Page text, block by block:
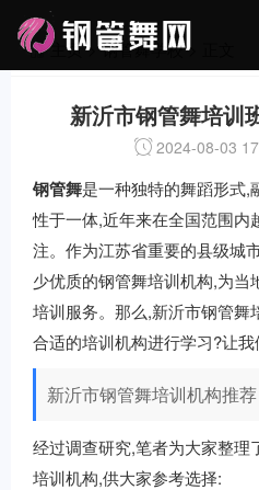
主页>钢管舞学校> 正文
新沂市钢管舞培训
2024-08-03
钢管舞是一种独特的舞蹈形式,
性于一体,近年来在全国范围内
注。作为江苏省重要的县级城
少优质的钢管舞培训机构,为当
培训服务。那么,新沂市钢管舞
合适的培训机构进行学习?让我
新沂市钢管舞培训机构推荐
经过调查研究,笔者为大家整理
培训机构,供大家参考选择: